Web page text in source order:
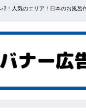
2！人気のエリア！日本のお風呂